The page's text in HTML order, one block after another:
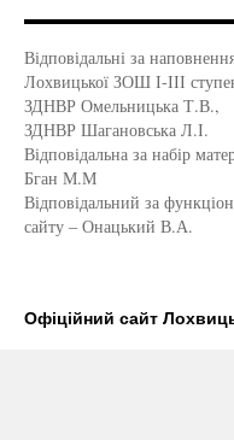
Відповідальні за
Лохвицької ЗОШ І-ІІІ
ЗДНВР Омельницька Т.В.,
ЗДНВР Шагановська Л.І.
Відповідальна за набір
Бган М.М
Відповідальний за
сайту – Онацький В.А.
Офіційний сайт